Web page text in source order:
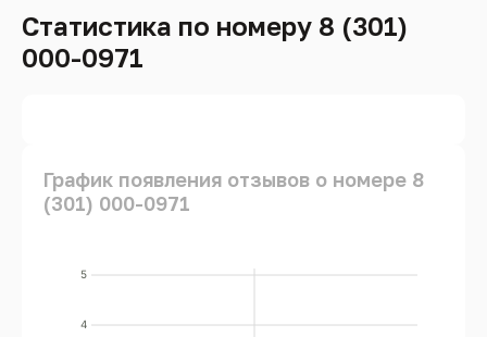
Статистика по номеру 8 (301)
000-0971
График появления отзывов о номере 8
(301) 000-0971
4
5